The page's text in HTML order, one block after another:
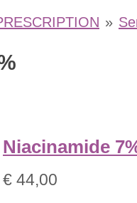
»
Niacinamide
€ 44,00